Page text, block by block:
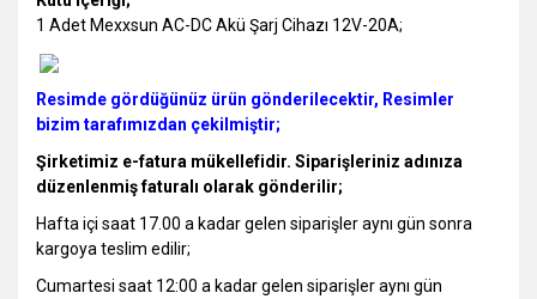
1 Adet Mexxsun AC-DC Akü Şarj Cihazı 12V-20A;
Resimde gördüğünüz ürün gönderilecektir, Resimler
bizim tarafımızdan çekilmiştir;
Şirketimiz e-fatura mükellefidir. Siparişleriniz adınıza
düzenlenmiş faturalı olarak gönderilir;
Hafta içi saat 17.00 a kadar gelen siparişler aynı gün sonra
kargoya teslim edilir;
Cumartesi saat 12:00 a kadar gelen siparişler aynı gün